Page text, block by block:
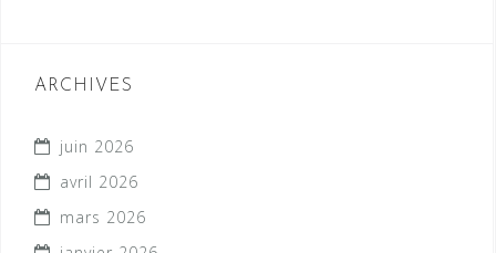
ARCHIVES
juin 2026
avril 2026
mars 2026